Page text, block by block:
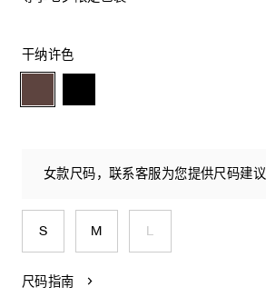
干纳许色
女款尺码，联系客服为您提供尺码建议
S M L
尺码指南